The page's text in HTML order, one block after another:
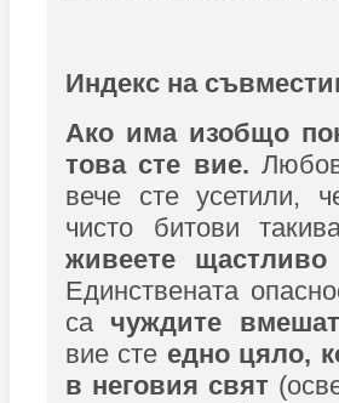
Индекс на
Ако има изобщо
това сте вие.
вече сте усетили,
чисто битови
живеете
Единствената
са чуждите
вие сте едно цяло,
в неговия свят